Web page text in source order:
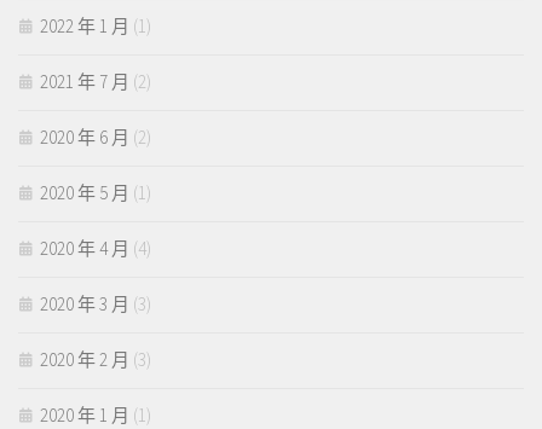
2022 年 1 月 (1)
2021 年 7 月 (2)
2020 年 6 月 (2)
2020 年 5 月 (1)
2020 年 4 月 (4)
2020 年 3 月 (3)
2020 年 2 月 (3)
2020 年 1 月 (1)